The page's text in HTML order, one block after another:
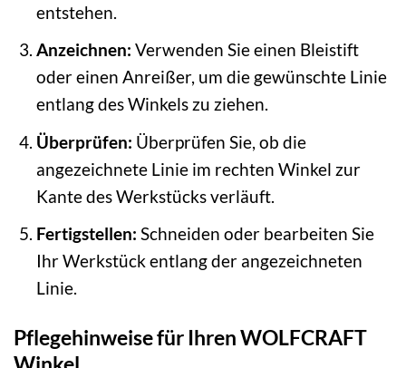
entstehen.
Anzeichnen: Verwenden Sie einen Bleistift
oder einen Anreißer, um die gewünschte Linie
entlang des Winkels zu ziehen.
Überprüfen: Überprüfen Sie, ob die
angezeichnete Linie im rechten Winkel zur
Kante des Werkstücks verläuft.
Fertigstellen: Schneiden oder bearbeiten Sie
Ihr Werkstück entlang der angezeichneten
Linie.
Pflegehinweise für Ihren WOLFCRAFT